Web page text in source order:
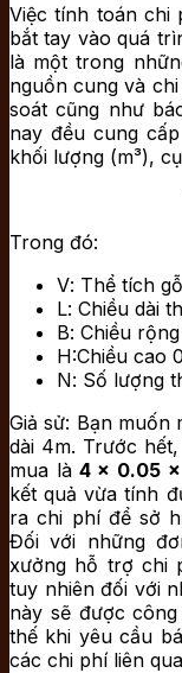
Việc tính toán chi
bắt tay vào quá
là một trong
nguồn cung và
soát cũng như
nay đều cung
khối lượng (m³),
Trong đó:
V: Thể tích
L: Chiều dài
B: Chiều
H:Chiều cao
N: Số lượng
Giả sử: Bạn muốn
dài 4m. Trước
mua là4 x 0.05 x
kết quả vừa tính
ra chi phí để sở
Đối với những
xưởng hỗ trợ chi
tuy nhiên đối với
này sẽ được
thế khi yêu cầu
các chi phí liên